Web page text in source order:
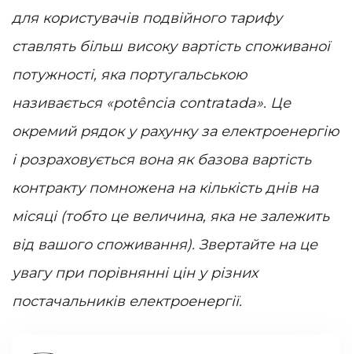
для користувачів подвійного тарифу
ставлять більш високу вартість споживаної
потужності, яка португальською
називається «potência contratada». Це
окремий рядок у рахунку за електроенергію
і розраховується вона як базова вартість
контракту помножена на кількість днів на
місяці (тобто це величина, яка не залежить
від вашого споживання). Звертайте на це
увагу при порівнянні цін у різних
постачальників електроенергії.